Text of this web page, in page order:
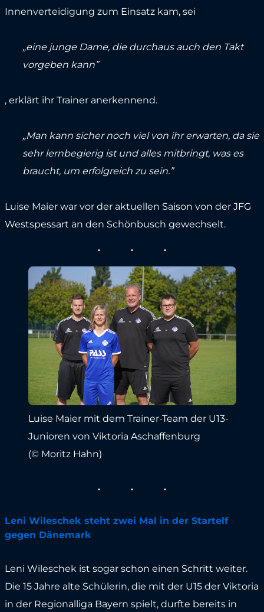
Innenverteidigung zum Einsatz kam, sei
„eine junge Dame, die durchaus auch den Takt
vorgeben kann”
, erklärt ihr Trainer anerkennend.
„Man kann sicher noch viel von ihr erwarten, da sie
sehr lernbegierig ist und alles mitbringt, was es
braucht, um erfolgreich zu sein.”
Luise Maier war vor der aktuellen Saison von der JFG
Westspessart an den Schönbusch gewechselt.
Luise Maier mit dem Trainer-Team der U13-
Junioren von Viktoria Aschaffenburg
(© Moritz Hahn)
Leni Wileschek steht zwei Mal in der Startelf
gegen Dänemark
Leni Wileschek ist sogar schon einen Schritt weiter.
Die 15 Jahre alte Schülerin, die mit der U15 der Viktoria
in der Regionalliga Bayern spielt, durfte bereits in